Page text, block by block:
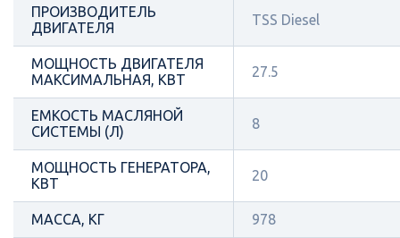
ПРОИЗВОДИТЕЛЬ
ДВИГАТЕЛЯ
TSS Diesel
МОЩНОСТЬ ДВИГАТЕЛЯ
МАКСИМАЛЬНАЯ, КВТ
27.5
ЕМКОСТЬ МАСЛЯНОЙ
СИСТЕМЫ (Л)
8
МОЩНОСТЬ ГЕНЕРАТОРА,
КВТ
20
МАССА, КГ 978